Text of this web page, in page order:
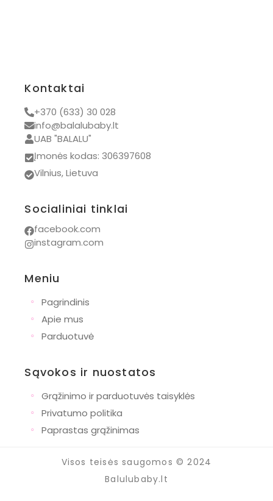
Kontaktai
+370 (633) 30 028
info@balalubaby.lt
UAB "BALALU"
Įmonės kodas: 306397608
Vilnius, Lietuva
Socialiniai tinklai
facebook.com
instagram.com
Meniu
◦
Pagrindinis
◦ Apie mus
◦ Parduotuvė
Sąvokos ir nuostatos
◦
Grąžinimo ir parduotuvės taisyklės
◦ Privatumo politika
◦ Paprastas grąžinimas
Visos teisės saugomos © 2024
Balulubaby.lt